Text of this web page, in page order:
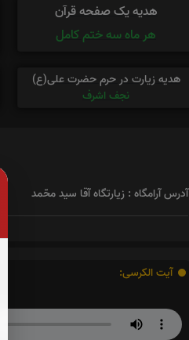
هدیه یک صفحه قرآن
هر ماه سه ختم کامل
هدیه زیارت در حرم حضرت علی(ع)
نجف اشرف
آدرس آرامگاه : زیارتگاه آقا سید محّمد
آیت الکرسی: